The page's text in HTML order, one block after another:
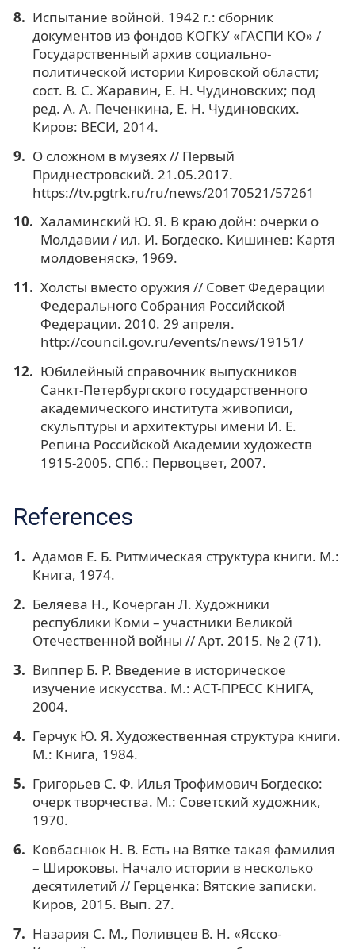
Испытание войной. 1942 г.: сборник
документов из фондов КОГКУ «ГАСПИ КО» /
Государственный архив социально-
политической истории Кировской области;
сост. В. С. Жаравин, Е. Н. Чудиновских; под
ред. А. А. Печенкина, Е. Н. Чудиновских.
Киров: ВЕСИ, 2014.
О сложном в музеях // Первый
Приднестровский. 21.05.2017.
https://tv.pgtrk.ru/ru/news/20170521/57261
Халаминский Ю. Я. В краю дойн: очерки о
Молдавии / ил. И. Богдеско. Кишинев: Картя
молдовеняскэ, 1969.
Холсты вместо оружия // Совет Федерации
Федерального Собрания Российской
Федерации. 2010. 29 апреля.
http://council.gov.ru/events/news/19151/
Юбилейный справочник выпускников
Санкт-Петербургского государственного
академического института живописи,
скульптуры и архитектуры имени И. Е.
Репина Российской Академии художеств
1915-2005. СПб.: Первоцвет, 2007.
References
Адамов Е. Б. Ритмическая структура книги. М.:
Книга, 1974.
Беляева Н., Кочерган Л. Художники
республики Коми – участники Великой
Отечественной войны // Арт. 2015. № 2 (71).
Виппер Б. Р. Введение в историческое
изучение искусства. М.: АСТ-ПРЕСС КНИГА,
2004.
Герчук Ю. Я. Художественная структура книги.
М.: Книга, 1984.
Григорьев С. Ф. Илья Трофимович Богдеско:
очерк творчества. М.: Советский художник,
1970.
Ковбаснюк Н. В. Есть на Вятке такая фамилия
– Широковы. Начало истории в несколько
десятилетий // Герценка: Вятские записки.
Киров, 2015. Вып. 27.
Назария С. М., Поливцев В. Н. «Ясско-